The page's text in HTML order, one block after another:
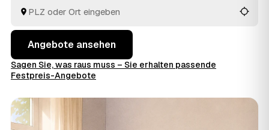
entsorgt.
Angebote ansehen
Sagen Sie, was raus muss – Sie erhalten passende
Festpreis-Angebote